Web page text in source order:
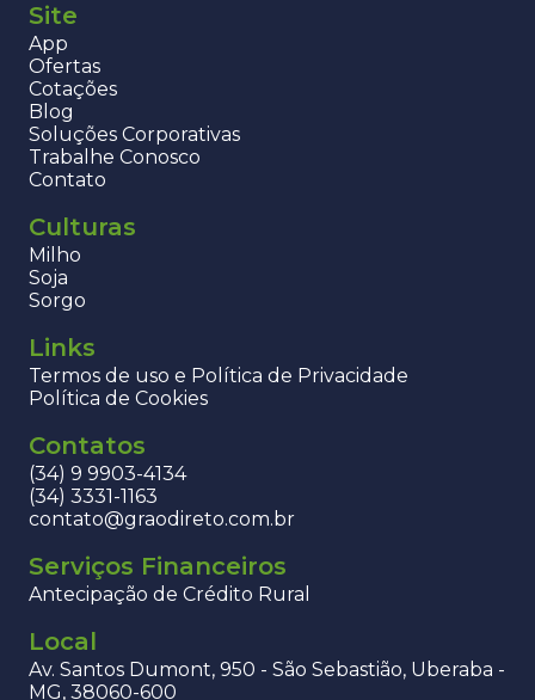
Site
App
Ofertas
Cotações
Blog
Soluções Corporativas
Trabalhe Conosco
Contato
Culturas
Milho
Soja
Sorgo
Links
Termos de uso e Política de Privacidade
Política de Cookies
Contatos
(34) 9 9903-4134
(34) 3331-1163
contato@graodireto.com.br
Serviços Financeiros
Antecipação de Crédito Rural
Local
Av. Santos Dumont, 950 - São Sebastião, Uberaba -
MG, 38060-600